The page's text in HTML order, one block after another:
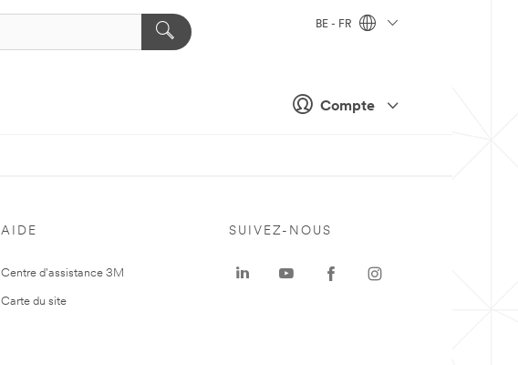
Compte
BE - FR
AIDE
Centre d'assistance 3M
Carte du site
SUIVEZ-NOUS